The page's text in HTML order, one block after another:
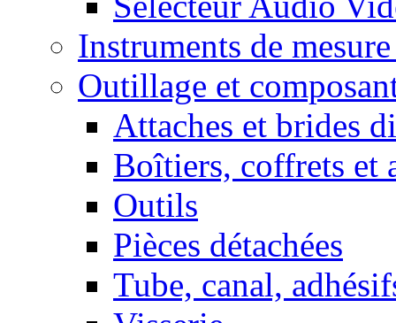
Instruments de
Outillage et
Attaches et brides
Boîtiers, coffrets et
Outils
Pièces détachées
Tube, canal,